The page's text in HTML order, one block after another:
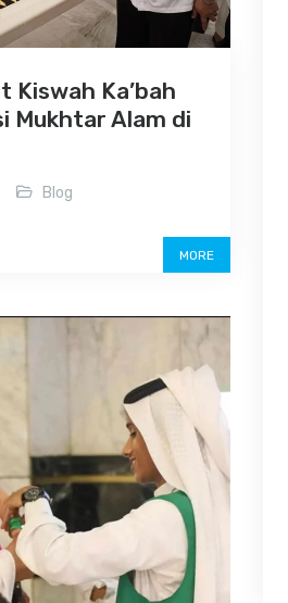
Kiswah Ka’bah
Mukhtar Alam di
Blog
MORE